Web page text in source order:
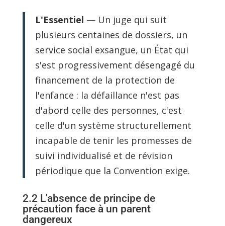
L'Essentiel — Un juge qui suit
plusieurs centaines de dossiers, un
service social exsangue, un État qui
s'est progressivement désengagé du
financement de la protection de
l'enfance : la défaillance n'est pas
d'abord celle des personnes, c'est
celle d'un système structurellement
incapable de tenir les promesses de
suivi individualisé et de révision
périodique que la Convention exige.
2.2 L'absence de principe de
précaution face à un parent
dangereux